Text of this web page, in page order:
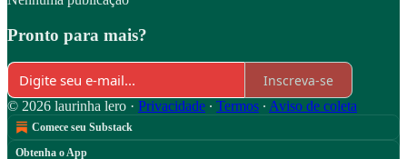
Pronto para mais?
Inscreva-se
© 2026 laurinha lero · Privacidade ∙ Termos ∙ Aviso de coleta
Comece seu Substack
Obtenha o App